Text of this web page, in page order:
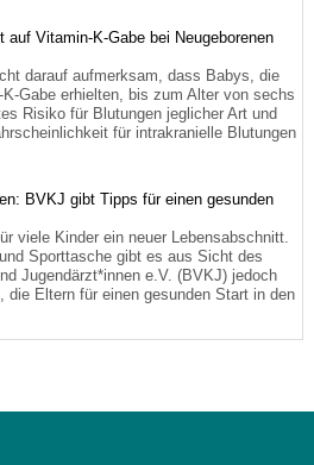
Vitamin-K-Gabe bei Neugeborenen
darauf aufmerksam, dass Babys, die
Gabe erhielten, bis zum Alter von sechs
Risiko für Blutungen jeglicher Art und
für intrakranielle Blutungen
BVKJ gibt Tipps für einen gesunden
viele Kinder ein neuer Lebensabschnitt.
Sporttasche gibt es aus Sicht des
Jugendärzt*innen e.V. (BVKJ) jedoch
die Eltern für einen gesunden Start in den